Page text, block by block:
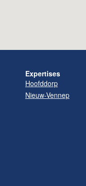
Expertises
Hoofddorp
Nieuw-Vennep